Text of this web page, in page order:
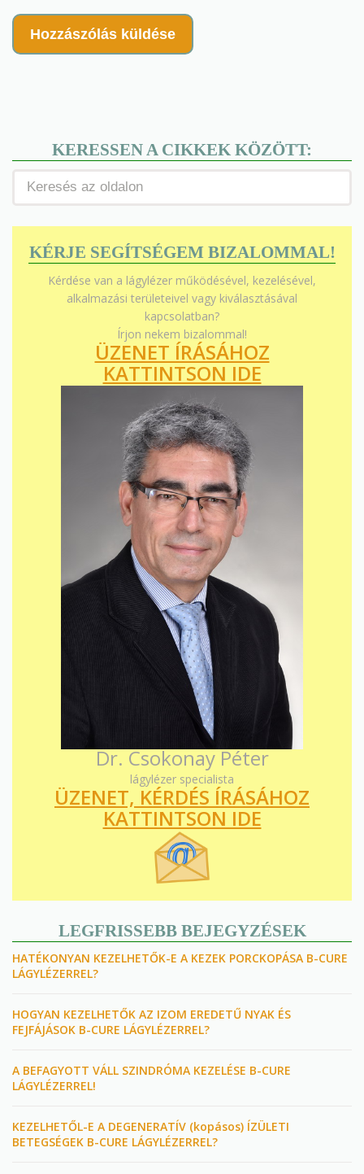
KERESSEN A CIKKEK KÖZÖTT:
KÉRJE SEGÍTSÉGEM BIZALOMMAL!
Kérdése van a lágylézer működésével, kezelésével,
alkalmazási területeivel vagy kiválasztásával
kapcsolatban?
Írjon nekem bizalommal!
ÜZENET ÍRÁSÁHOZ
KATTINTSON IDE
Dr. Csokonay Péter
lágylézer specialista
ÜZENET, KÉRDÉS ÍRÁSÁHOZ
KATTINTSON IDE
LEGFRISSEBB BEJEGYZÉSEK
HATÉKONYAN KEZELHETŐK-E A KEZEK PORCKOPÁSA B-CURE
LÁGYLÉZERREL?
HOGYAN KEZELHETŐK AZ IZOM EREDETŰ NYAK ÉS
FEJFÁJÁSOK B-CURE LÁGYLÉZERREL?
A BEFAGYOTT VÁLL SZINDRÓMA KEZELÉSE B-CURE
LÁGYLÉZERREL!
KEZELHETŐL-E A DEGENERATÍV (kopásos) ÍZÜLETI
BETEGSÉGEK B-CURE LÁGYLÉZERREL?